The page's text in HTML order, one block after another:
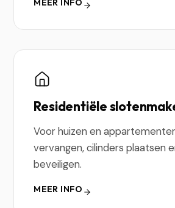
MEER INFO
Residentiële
Voor huizen en
vervangen, cilinders plaatsen
beveiligen.
MEER INFO